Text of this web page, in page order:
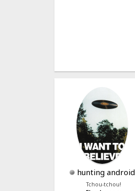
hunting android
Tchou-tchou!